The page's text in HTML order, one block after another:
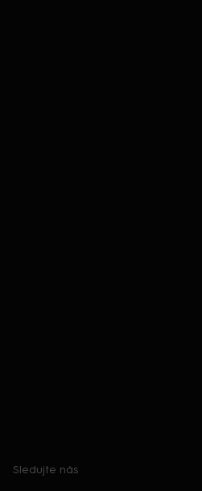
Sledujte nás